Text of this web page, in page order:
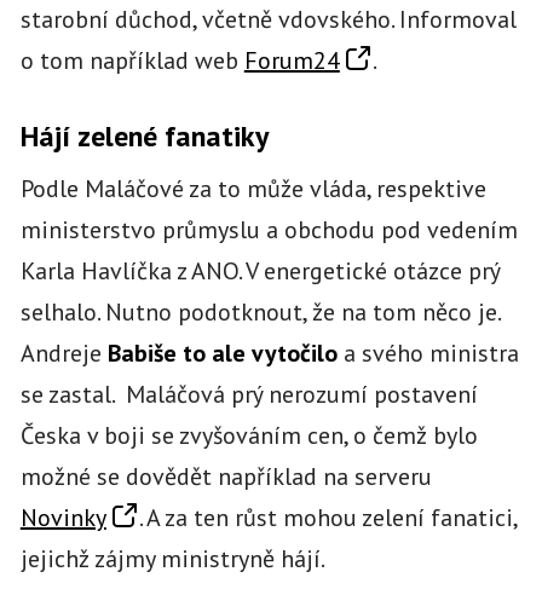
starobní důchod, včetně vdovského. Informoval
o tom například web Forum24 .
Hájí zelené fanatiky
Podle Maláčové za to může vláda, respektive
ministerstvo průmyslu a obchodu pod vedením
Karla Havlíčka z ANO. V energetické otázce prý
selhalo. Nutno podotknout, že na tom něco je.
Andreje Babiše to ale vytočiloa svého ministra
se zastal. Maláčová prý nerozumí postavení
Česka v boji se zvyšováním cen, o čemž bylo
možné se dovědět například na serveru
Novinky
. A za ten růst mohou zelení fanatici,
jejichž zájmy ministryně hájí.